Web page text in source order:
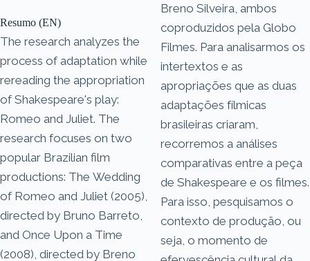
Resumo (EN)
The research analyzes the
process of adaptation while
rereading the appropriation
of Shakespeare's play:
Romeo and Juliet. The
research focuses on two
popular Brazilian film
productions: The Wedding
of Romeo and Juliet (2005),
directed by Bruno Barreto,
and Once Upon a Time
(2008), directed by Breno
Breno Silveira, ambos
coproduzidos pela Globo
Filmes. Para analisarmos os
intertextos e as
apropriações que as duas
adaptações fílmicas
brasileiras criaram,
recorremos a análises
comparativas entre a peça
de Shakespeare e os filmes.
Para isso, pesquisamos o
contexto de produção, ou
seja, o momento de